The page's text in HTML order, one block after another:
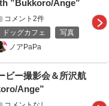
”Bukkoro/Ange”
コメント2件
ドッグカフェ
写真
ノアPaPa
ビー撮影会＆所沢航
Ange”